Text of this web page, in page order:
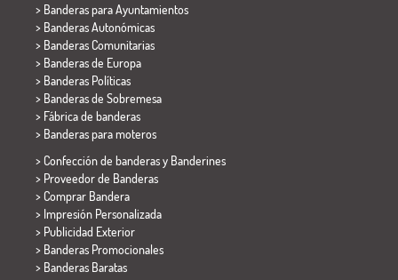
> Banderas para Ayuntamientos
> Banderas Autonómicas
> Banderas Comunitarias
> Banderas de Europa
> Banderas Políticas
> Banderas de Sobremesa
> Fábrica de banderas
> Banderas para moteros
> Confección de banderas y Banderines
> Proveedor de Banderas
> Comprar Bandera
> Impresión Personalizada
> Publicidad Exterior
> Banderas Promocionales
> Banderas Baratas